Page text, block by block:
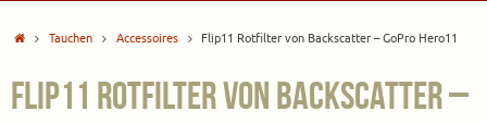
StartTauchen Accessoires Flip11 Rotfilter von Backscatter – GoPro Hero11
Flip11 Rotfilter von Backscatter –